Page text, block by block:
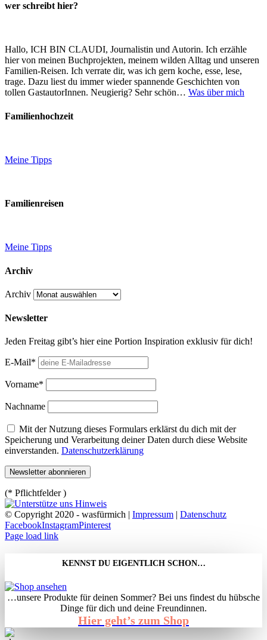
wer schreibt hier?
Hallo, ICH BIN CLAUDI, Journalistin und Autorin. Ich erzähle
hier von meinen Buchprojekten, meinem wilden Alltag und unseren
Familien-Reisen. Ich verrate dir, was ich gern koche, esse, lese,
trage. Dazu liest du immer wieder spannende Geschichten von
tollen GastautorInnen. Neugierig? Sehr schön… Was über mich
Familienhochzeit
Meine Tipps
Familienreisen
Meine Tipps
Archiv
Archiv
Newsletter
Jeden Freitag gibt’s hier eine Portion Inspiration exklusiv für dich!
E-Mail*
Vorname*
Nachname
Mit der Nutzung dieses Formulars erklärst du dich mit der
Speicherung und Verarbeitung deiner Daten durch diese Website
einverstanden. Datenschutzerklärung
(* Pflichtfelder )
© Copyright 2020 - wasfürmich | Impressum | Datenschutz
FacebookInstagramPinterest
Page load link
KENNST DU EIGENTLICH SCHON…
…unsere Produkte für deinen Sommer? Bei uns findest du hübsche
Dinge für dich und deine Freundinnen.
Hier geht’s zum Shop